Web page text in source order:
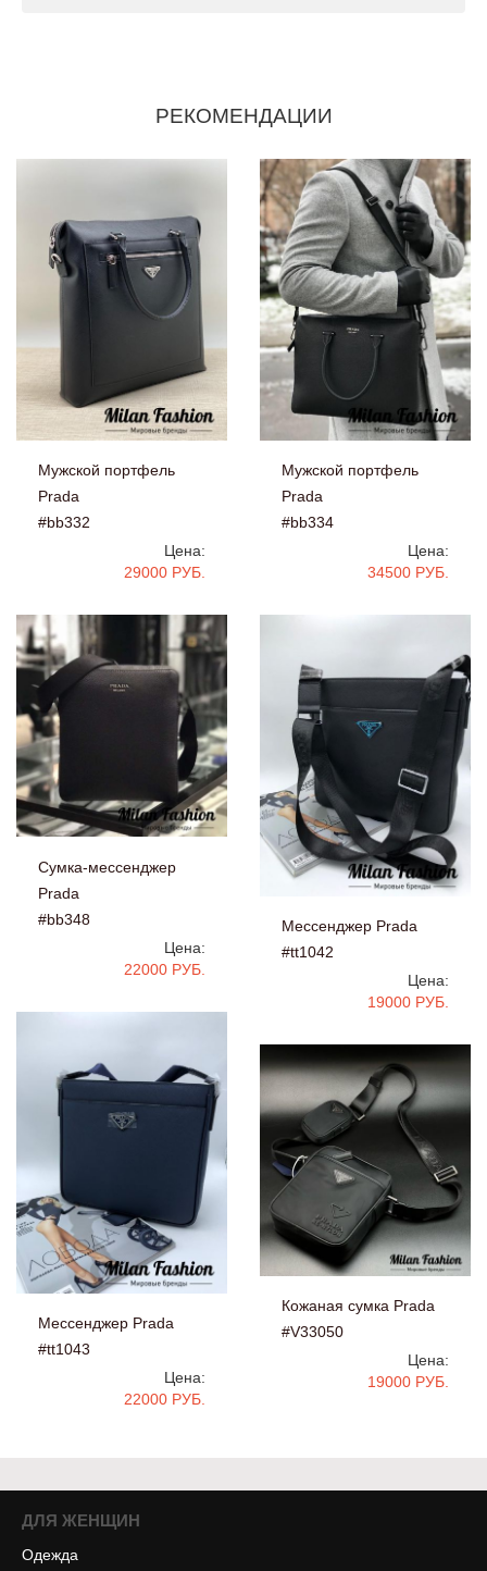
РЕКОМЕНДАЦИИ
Мужской портфель
Prada
#bb332
Цена:
29000 РУБ.
Мужской портфель
Prada
#bb334
Цена:
34500 РУБ.
Сумка-мессенджер
Prada
#bb348
Цена:
22000 РУБ.
Мессенджер Prada
#tt1042
Цена:
19000 РУБ.
Мессенджер Prada
#tt1043
Цена:
22000 РУБ.
Кожаная сумка Prada
#V33050
Цена:
19000 РУБ.
ДЛЯ ЖЕНЩИН
Одежда